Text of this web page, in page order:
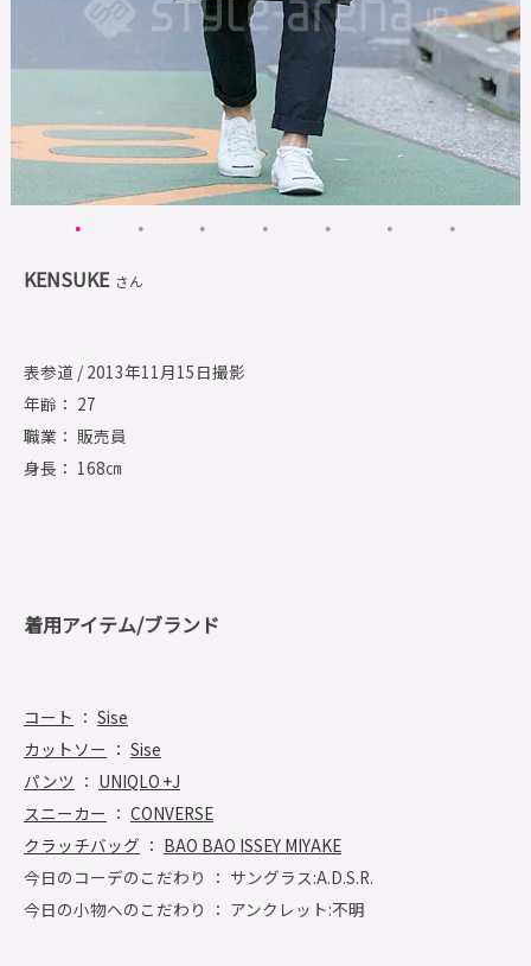
KENSUKE さん
表参道 / 2013年11月15日撮影
年齢： 27
職業： 販売員
身長： 168㎝
着用アイテム/ブランド
コート ： Sise
カットソー ： Sise
パンツ ： UNIQLO +J
スニーカー ： CONVERSE
クラッチバッグ ： BAO BAO ISSEY MIYAKE
今日のコーデのこだわり ： サングラス:A.D.S.R.
今日の小物へのこだわり ： アンクレット:不明